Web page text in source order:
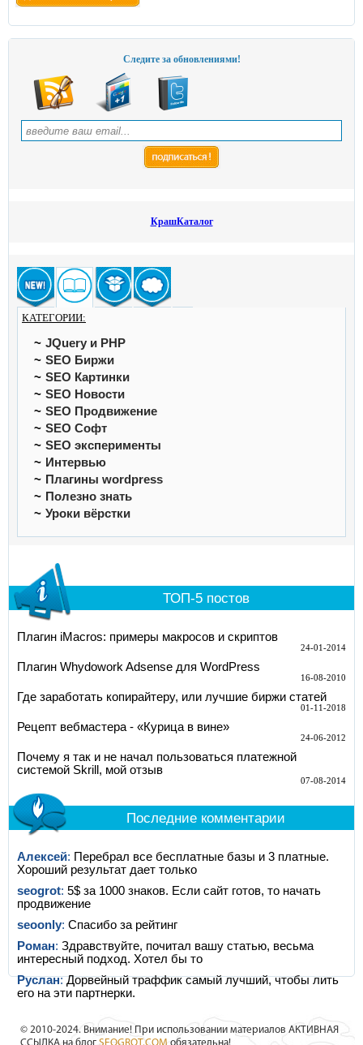
Следите за обновлениями!
КрашКаталог
КАТЕГОРИИ:
JQuery и PHP
SEO Биржи
SEO Картинки
SEO Новости
SEO Продвижение
SEO Софт
SEO эксперименты
Интервью
Плагины wordpress
Полезно знать
Уроки вёрстки
ТОП-5 постов
Плагин iMacros: примеры макросов и скриптов
24-01-2014
Плагин Whydowork Adsense для WordPress
16-08-2010
Где заработать копирайтеру, или лучшие биржи статей
01-11-2018
Рецепт вебмастера - «Курица в вине»
24-06-2012
Почему я так и не начал пользоваться платежной
системой Skrill, мой отзыв
07-08-2014
Последние комментарии
Алексей: Перебрал все бесплатные базы и 3 платные.
Хороший результат дает только
seogrot: 5$ за 1000 знаков. Если сайт готов, то начать
продвижение
seoonly: Спасибо за рейтинг
Роман: Здравствуйте, почитал вашу статью, весьма
интересный подход. Хотел бы то
Руслан:Дорвейный траффик самый лучший, чтобы лить
его на эти партнерки.
© 2010-2024. Внимание! При использовании материалов АКТИВНАЯ